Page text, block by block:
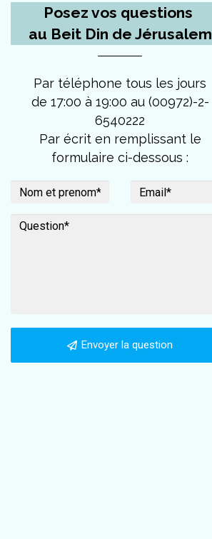
Posez vos questions
au Beit Din de Jérusalem
Par téléphone tous les jours
de 17:00 à 19:00 au (00972)-2-
6540222
Par écrit en remplissant le
formulaire ci-dessous :
Envoyer la question